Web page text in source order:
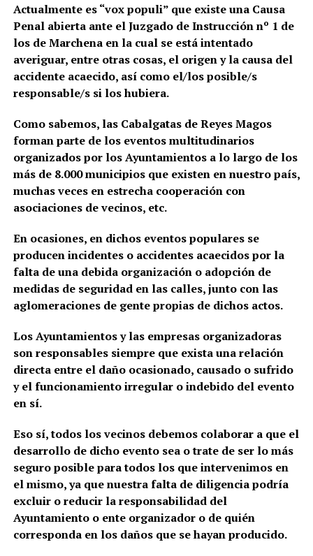
Actualmente es “vox populi” que existe una Causa
Penal abierta ante el Juzgado de Instrucción nº 1 de
los de Marchena en la cual se está intentado
averiguar, entre otras cosas, el origen y la causa del
accidente acaecido, así como el/los posible/s
responsable/s si los hubiera.
Como sabemos, las Cabalgatas de Reyes Magos
forman parte de los eventos multitudinarios
organizados por los Ayuntamientos a lo largo de los
más de 8.000 municipios que existen en nuestro país,
muchas veces en estrecha cooperación con
asociaciones de vecinos, etc.
En ocasiones, en dichos eventos populares se
producen incidentes o accidentes acaecidos por la
falta de una debida organización o adopción de
medidas de seguridad en las calles, junto con las
aglomeraciones de gente propias de dichos actos.
Los Ayuntamientos y las empresas organizadoras
son responsables siempre que exista una relación
directa entre el daño ocasionado, causado o sufrido
y el funcionamiento irregular o indebido del evento
en sí.
Eso sí, todos los vecinos debemos colaborar a que el
desarrollo de dicho evento sea o trate de ser lo más
seguro posible para todos los que intervenimos en
el mismo, ya que nuestra falta de diligencia podría
excluir o reducir la responsabilidad del
Ayuntamiento o ente organizador o de quién
corresponda en los daños que se hayan producido.